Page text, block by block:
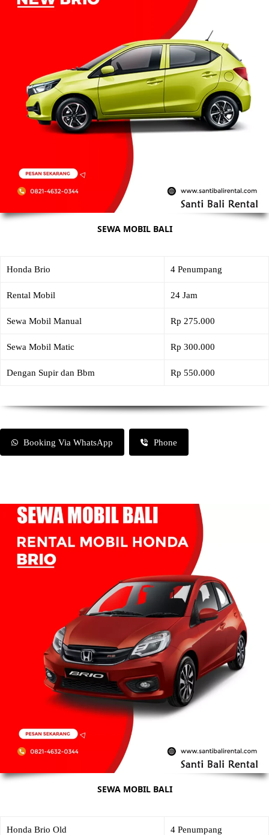
SEWA MOBIL BALI
Honda Brio 4 Penumpang
Rental Mobil 24 Jam
Sewa Mobil Manual Rp 275.000
Sewa Mobil Matic Rp 300.000
Dengan Supir dan Bbm Rp 550.000
Booking Via WhatsApp Phone
SEWA MOBIL BALI
Honda Brio Old 4 Penumpang